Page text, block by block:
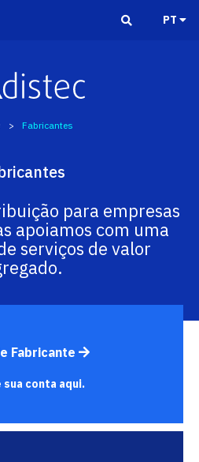
PT
> Fabricantes
para empresas
apoiamos com uma
serviços de valor
Fabricante
sua conta aqui.